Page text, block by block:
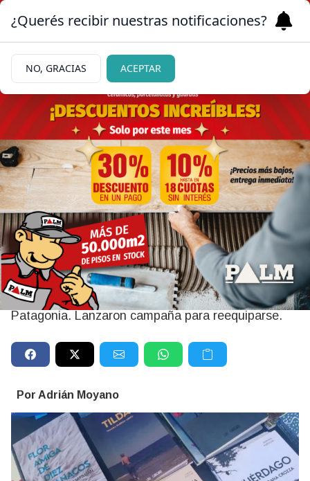
DURO GOLPE PARA EDICIONES LAS
GUACHAS
| 10/06/2026
Devastador robo sufrió una
editorial que publica a
barilochenses
Estaban en proceso nuevos libros de Graciela Cros
y de Inka von Linden, entre otras escritoras de
Patagonia. Lanzaron campaña para reequiparse.
Por Adrián Moyano
¿Querés recibir nuestras notificaciones?
NO, GRACIAS ACEPTAR